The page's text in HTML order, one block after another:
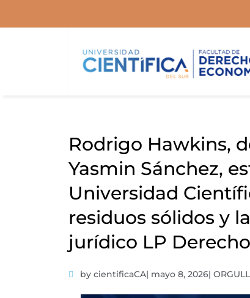
Rodrigo Hawkins,
Yasmin Sánchez,
Universidad
residuos sólidos y
jurídico LP Derecho
by cientificaCA| mayo 8, 2026|